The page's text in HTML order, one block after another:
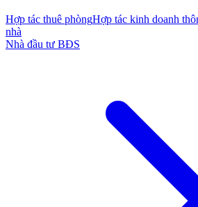
Hợp tác thuê phòngHợp tác kinh doanh
nhà
Nhà đầu tư BĐS